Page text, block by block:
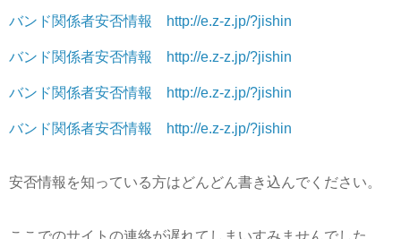
バンド関係者安否情報 http://e.z-z.jp/?jishin
バンド関係者安否情報 http://e.z-z.jp/?jishin
バンド関係者安否情報 http://e.z-z.jp/?jishin
バンド関係者安否情報 http://e.z-z.jp/?jishin
安否情報を知っている方はどんどん書き込んでください。